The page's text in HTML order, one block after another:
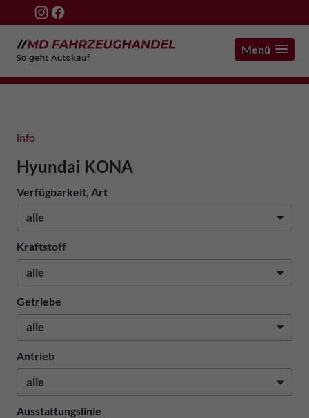
Menü
info
Hyundai KONA
Verfügbarkeit, Art
Kraftstoff
Getriebe
Antrieb
Ausstattungslinie